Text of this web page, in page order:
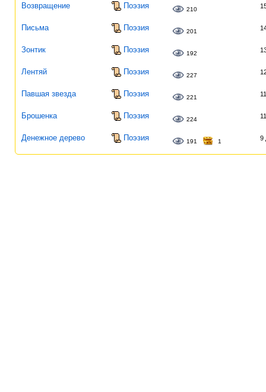
Возвращение Поэзия 210
Письма Поэзия 201
Зонтик Поэзия 192
Лентяй Поэзия 227
Павшая звезда Поэзия 221
Брошенка Поэзия 224
Денежное дерево Поэзия 191 1 9